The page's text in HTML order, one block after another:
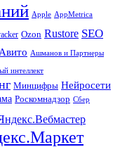
Apple AppMetrica
Ozon Rustore SEO
Авито Ашманов и Партнеры
интеллект
Минцифры Нейросети
Роскомнадзор Сбер